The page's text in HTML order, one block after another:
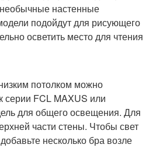
настенные
подойдут для рисующего
осветить место для чтения
потолком можно
серии FCL MAXUS или
для общего освещения. Для
части стены. Чтобы свет
несколько бра возле